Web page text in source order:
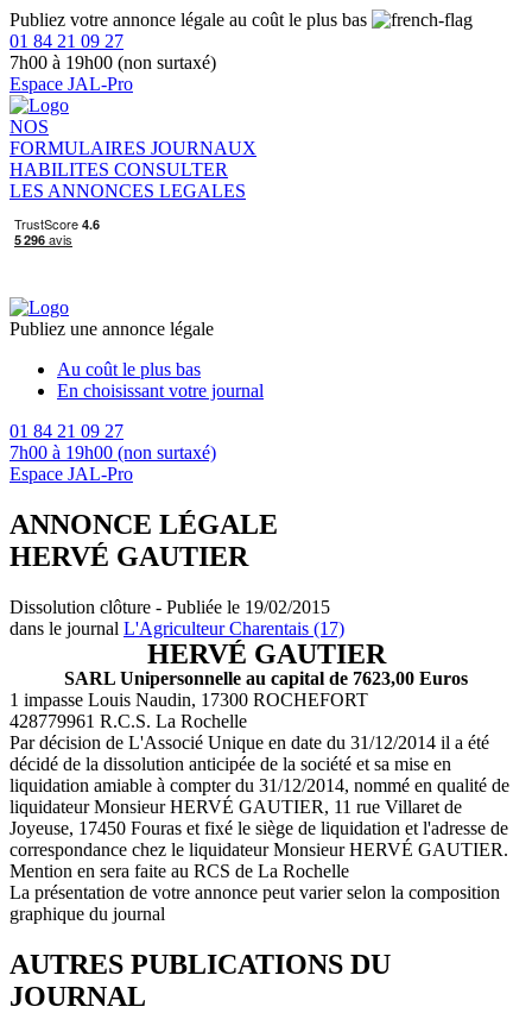
Publiez votre annonce légale au coût le plus bas
01 84 21 09 27
7h00 à 19h00 (non surtaxé)
Espace JAL-Pro
NOS
FORMULAIRES JOURNAUX
HABILITES CONSULTER
LES ANNONCES LEGALES
Publiez une annonce légale
Au coût le plus bas
En choisissant votre journal
01 84 21 09 27
7h00 à 19h00 (non surtaxé)
Espace JAL-Pro
ANNONCE LÉGALE
HERVÉ GAUTIER
Dissolution clôture - Publiée le 19/02/2015
dans le journal L'Agriculteur Charentais (17)
HERVÉ GAUTIER
SARL Unipersonnelle au capital de 7623,00 Euros
1 impasse Louis Naudin, 17300 ROCHEFORT
428779961 R.C.S. La Rochelle
Par décision de L'Associé Unique en date du 31/12/2014 il a été
décidé de la dissolution anticipée de la société et sa mise en
liquidation amiable à compter du 31/12/2014, nommé en qualité de
liquidateur Monsieur HERVÉ GAUTIER, 11 rue Villaret de
Joyeuse, 17450 Fouras et fixé le siège de liquidation et l'adresse de
correspondance chez le liquidateur Monsieur HERVÉ GAUTIER.
Mention en sera faite au RCS de La Rochelle
La présentation de votre annonce peut varier selon la composition
graphique du journal
AUTRES PUBLICATIONS DU
JOURNAL